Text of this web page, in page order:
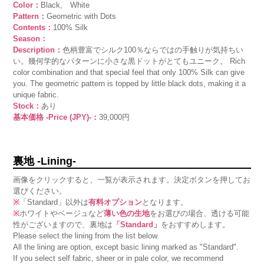
Color： Black, White
Pattern：Geometric with Dots
Contents： 100% Silk
Season：
Description：色柄豊富でシルク100％ならではの手触りが気持ちい
い。幾何学的なパターンに小さな黒ドットがとてもユニーク。 Rich
color combination and that special feel that only 100% Silk can give
you. The geometric pattern is topped by little black dots, making it a
unique fabric.
Stock：あり
基本価格 -Price (JPY)-：39,000円
裏地 -Lining-
画像をクリックすると、一覧が表示されます。決定ボタンを押してお
選びください。
※ 「Standard」以外は有料オプションとなります。
※ホワイトやベージュなど薄い色の生地をお選びの場合、透ける可能
性がございますので、裏地は 「Standard」 をおすすめします。
Please select the lining from the list below.
All the lining are option, except basic lining marked as "Standard".
If you select self fabric, sheer or in pale color, we recommend